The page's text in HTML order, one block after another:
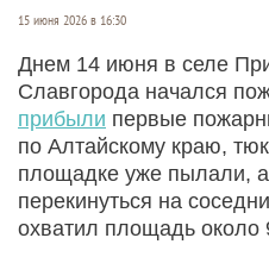
15 июня 2026 в 16:30
Днем 14 июня в селе
Славгорода начался
прибыли первые
по Алтайскому краю,
площадке уже пылали,
перекинуться на
охватил площадь около